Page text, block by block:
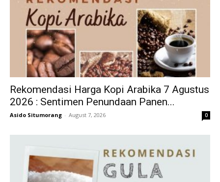
Rekomendasi Harga Kopi Arabika 7 Agustus
2026 : Sentimen Penundaan Panen...
Asido Situmorang - August 7, 2026 0